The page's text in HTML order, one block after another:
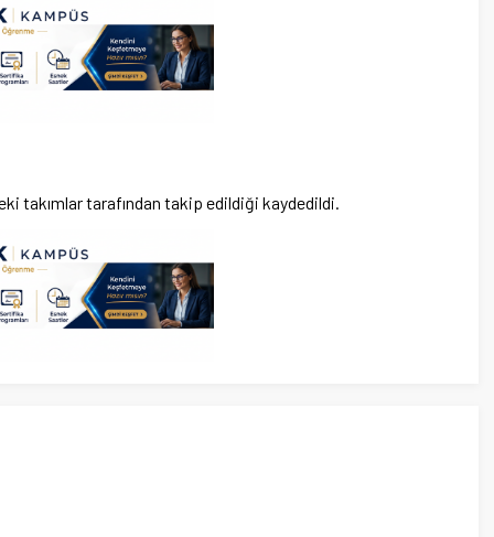
takımlar tarafından takip edildiği kaydedildi.